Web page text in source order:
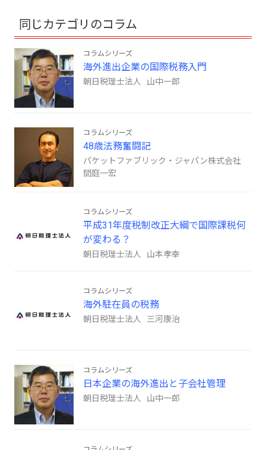
同じカテゴリのコラム
コラムシリーズ
海外進出企業の国際税務入門
朝日税理士法人 山中一郎
コラムシリーズ
48歳法務奮闘記
パケットファブリック・ジャパン株式会社
間庭一宏
コラムシリーズ
平成31年度税制改正大綱で国際課税何
が変わる？
朝日税理士法人 山本孝幸
コラムシリーズ
海外駐在員の税務
朝日税理士法人 三河康治
コラムシリーズ
日本企業の海外進出と子会社管理
朝日税理士法人 山中一郎